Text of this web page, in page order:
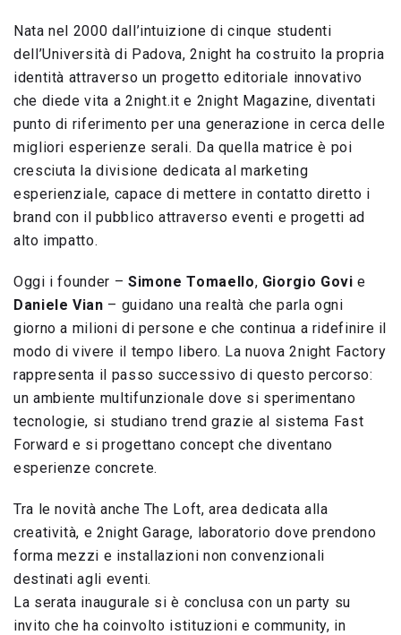
Nata nel 2000 dall’intuizione di cinque studenti
dell’Università di Padova, 2night ha costruito la propria
identità attraverso un progetto editoriale innovativo
che diede vita a 2night.it e 2night Magazine, diventati
punto di riferimento per una generazione in cerca delle
migliori esperienze serali. Da quella matrice è poi
cresciuta la divisione dedicata al marketing
esperienziale, capace di mettere in contatto diretto i
brand con il pubblico attraverso eventi e progetti ad
alto impatto.
Oggi i founder – Simone Tomaello, Giorgio Govi e
Daniele Vian – guidano una realtà che parla ogni
giorno a milioni di persone e che continua a ridefinire il
modo di vivere il tempo libero. La nuova 2night Factory
rappresenta il passo successivo di questo percorso:
un ambiente multifunzionale dove si sperimentano
tecnologie, si studiano trend grazie al sistema Fast
Forward e si progettano concept che diventano
esperienze concrete.
Tra le novità anche The Loft, area dedicata alla
creatività, e 2night Garage, laboratorio dove prendono
forma mezzi e installazioni non convenzionali
destinati agli eventi.
La serata inaugurale si è conclusa con un party su
invito che ha coinvolto istituzioni e community, in